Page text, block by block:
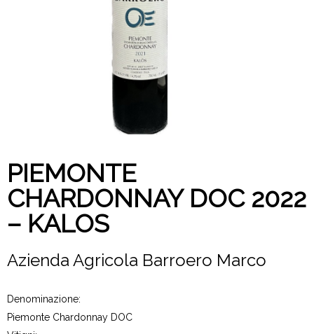
PIEMONTE
CHARDONNAY DOC 2022
– KALOS
Azienda Agricola Barroero Marco
Denominazione:
Piemonte Chardonnay DOC